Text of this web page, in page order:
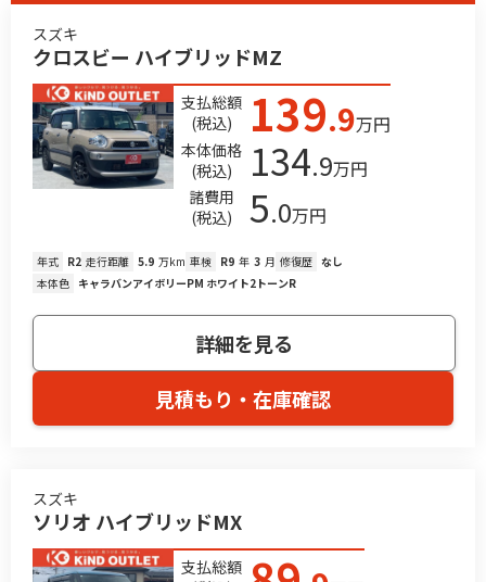
スズキ
クロスビー ハイブリッドMZ
支払総額
(税込)
139.9万円
本体価格
(税込)
134.9万円
諸費用
(税込)
5.0万円
年式 R2 走行距離 5.9 万km 車検 R9 年 3 月 修復歴 なし
本体色 キャラバンアイボリーPM ホワイト2トーンR
詳細を見る
見積もり・在庫確認
スズキ
ソリオ ハイブリッドMX
支払総額